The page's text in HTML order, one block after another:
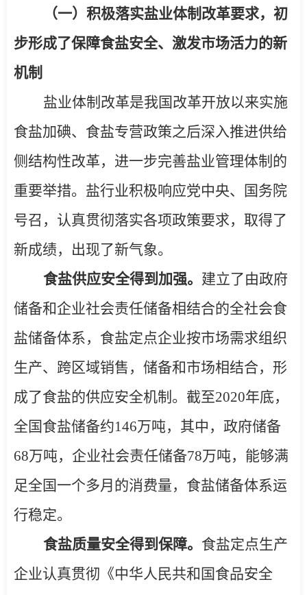
（一）积极落实盐业体制改革要求，初
步形成了保障食盐安全、激发市场活力的新
机制
盐业体制改革是我国改革开放以来实施
食盐加碘、食盐专营政策之后深入推进供给
侧结构性改革，进一步完善盐业管理体制的
重要举措。盐行业积极响应党中央、国务院
号召，认真贯彻落实各项政策要求，取得了
新成绩，出现了新气象。
食盐供应安全得到加强。 建立了由政府
储备和企业社会责任储备相结合的全社会食
盐储备体系，食盐定点企业按市场需求组织
生产、跨区域销售，储备和市场相结合，形
成了食盐的供应安全机制。 截至2020年底，
全国食盐储备约146万吨，其中，政府储备
68万吨，企业社会责任储备78万吨，能够满
足全国一个多月的消费量，食盐储备体系运
行稳定。
食盐质量安全得到保障。 食盐定点生产
企业认真贯彻《中华人民共和国食品安全